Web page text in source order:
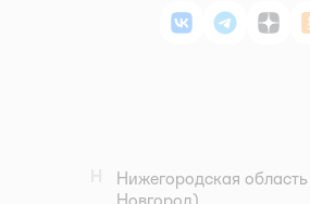
ВКонтакте
TelegramДзен
Нижегородская область
Новгород)